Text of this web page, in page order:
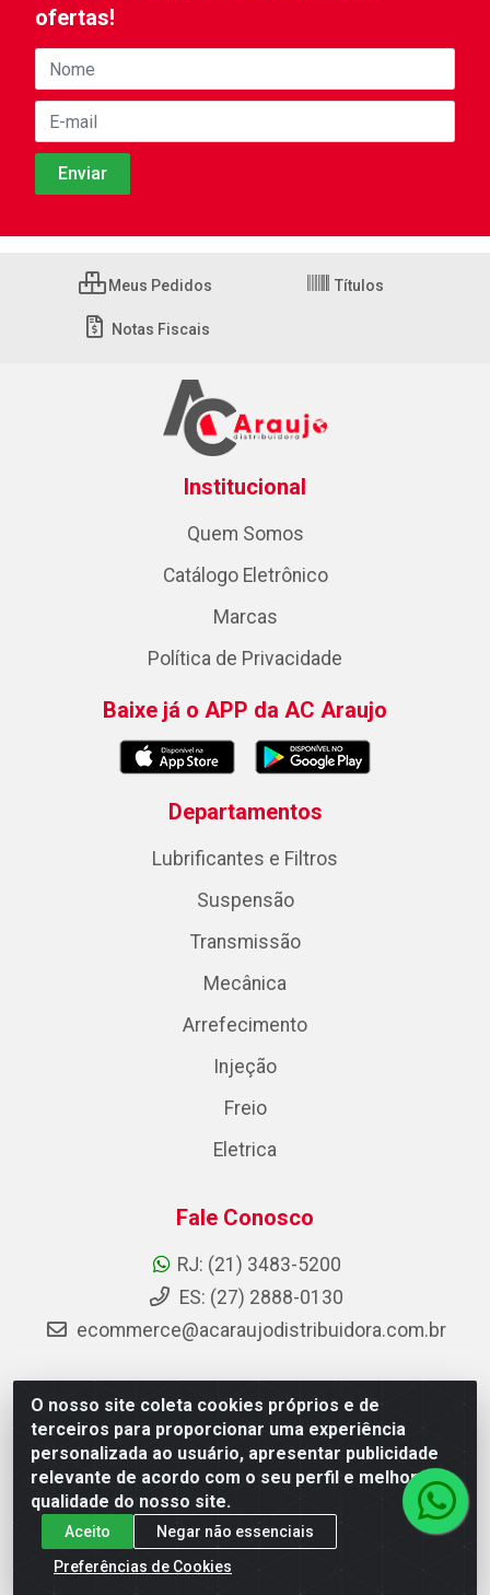
O nosso site coleta cookies próprios e de
terceiros para proporcionar uma experiência
personalizada ao usuário, apresentar publicidade
relevante de acordo com o seu perfil e melhorar a
qualidade do nosso site.
Aceito
Negar não essenciais
Preferências de Cookies
ofertas!
Meus Pedidos Títulos
Notas Fiscais
Institucional
Quem Somos
Catálogo Eletrônico
Marcas
Política de Privacidade
Baixe já o APP da AC Araujo
Departamentos
Lubrificantes e Filtros
Suspensão
Transmissão
Mecânica
Arrefecimento
Injeção
Freio
Eletrica
Fale Conosco
RJ: (21) 3483-5200
ES: (27) 2888-0130
ecommerce@acaraujodistribuidora.com.br
AC Araujo Distribuidora - Rua Carneiro de Campos, 42 -
São Cristóvão, Rio de Janeiro/RJ - CEP 20.920-410 -
CNPJ 08.744.753/0003-85